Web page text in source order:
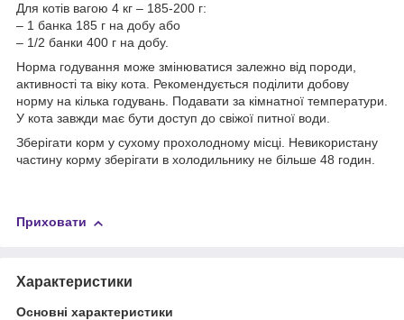
Для котів вагою 4 кг – 185-200 г:
– 1 банка 185 г на добу або
– 1/2 банки 400 г на добу.
Норма годування може змінюватися залежно від породи,
активності та віку кота. Рекомендується поділити добову
норму на кілька годувань. Подавати за кімнатної температури.
У кота завжди має бути доступ до свіжої питної води.
Зберігати корм у сухому прохолодному місці. Невикористану
частину корму зберігати в холодильнику не більше 48 годин.
Приховати
Характеристики
Основні характеристики